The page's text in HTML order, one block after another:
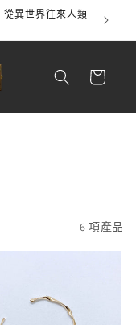
異世界往來人類
物
6 項產品